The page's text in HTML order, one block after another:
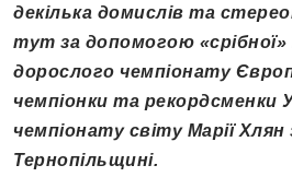
декілька домислів та
тут за допомогою «срібної»
дорослого чемпіонату
чемпіонки та рекордсменки
чемпіонату світу Марії
Тернопільщині.